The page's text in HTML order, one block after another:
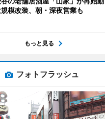
模改装、朝・深夜営業も
もっと見る
フォトフラッシュ